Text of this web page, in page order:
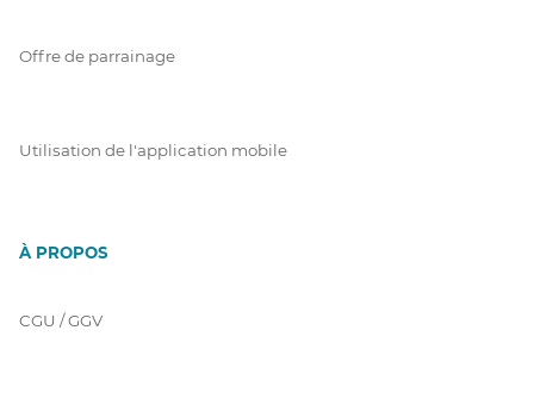
Offre de parrainage
Utilisation de l'application mobile
À PROPOS
CGU / GGV